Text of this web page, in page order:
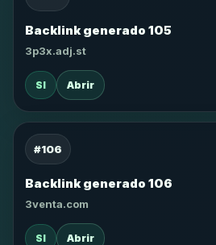
Backlink generado 105
3p3x.adj.st
SI Abrir
#106
Backlink generado 106
3venta.com
SI Abrir